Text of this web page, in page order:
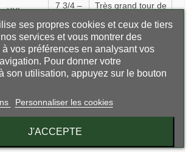
XXL
7 3/4 –
Très grand tour de
sur les correspondances de tailles, vous
notre guide dédié :
quelle taille de
.
êtes entre deux tailles ?
se situe entre deux tailles, choisissez
supérieure. Une casquette légèrement
plus agréable à porter qu’un modèle
ses propres cookies et ceux de tiers
services et vous montrer des
vos préférences en analysant vos
Pour donner votre
son utilisation, appuyez sur le bouton
Personnaliser les cookies
J'ACCEPTE